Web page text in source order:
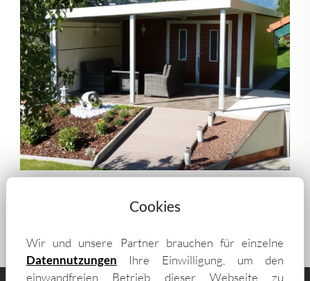
Cookies
Wir und unsere Partner brauchen für einzelne
Datennutzungen Ihre Einwilligung, um den
einwandfreien Betrieb dieser Webseite zu